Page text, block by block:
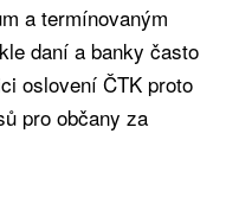
a termínovaným
daní a banky často
oslovení ČTK proto
pro občany za